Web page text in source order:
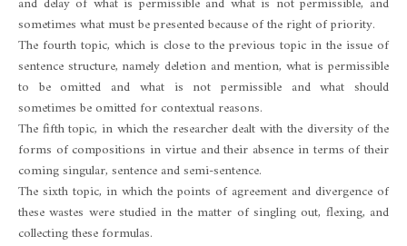
sometimes what must be presented because of the right of priority.
The fourth topic, which is close to the previous topic in the issue of
sentence structure, namely deletion and mention, what is permissible
to be omitted and what is not permissible and what should
sometimes be omitted for contextual reasons.
The fifth topic, in which the researcher dealt with the diversity of the
forms of compositions in virtue and their absence in terms of their
coming singular, sentence and semi-sentence.
The sixth topic, in which the points of agreement and divergence of
these wastes were studied in the matter of singling out, flexing, and
collecting these formulas.